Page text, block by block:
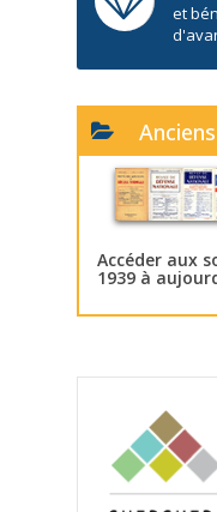
et
Accéder aux
1939 à